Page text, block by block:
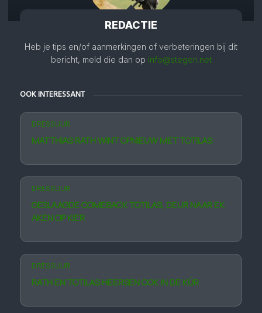
REDACTIE
Heb je tips en/of aanmerkingen of verbeteringen bij dit
bericht, meld die dan op info@stegen.net
OOK INTERESSANT
DRESSUUR
MATTHIAS RATH WINT OPNIEUW MET TOTILAS
DRESSUUR
GESLAAGDE COMEBACK TOTILAS, DEUR NAAR EK
AKEN OP KIER
DRESSUUR
RATH EN TOTILAS HEERSEN OOK IN DE KÜR